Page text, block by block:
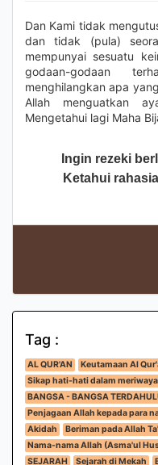
Dan Kami tidak
dan tidak (pula)
mempunyai sesuatu
godaan-godaan
menghilangkan apa
Allah menguatkan
Mengetahui lagi Maha
Ingin rezeki
Ketahui
Tag :
AL QUR'AN
Keutamaan Al
Sikap hati-hati dalam
BANGSA - BANGSA
Penjagaan Allah kepada para
Akidah
Beriman pada Allah
Nama-nama Allah (Asma'ul
SEJARAH
Sejarah di Mekah